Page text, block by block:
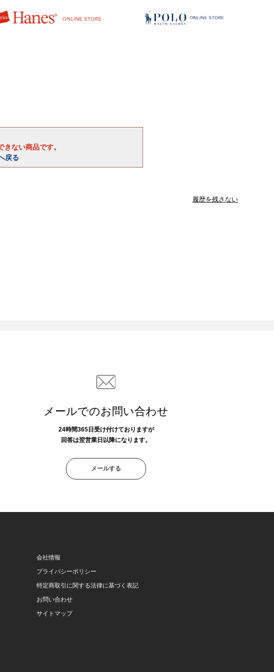
ない商品です。
戻る
履歴を残さない
メールでのお問い合わせ
24時間365日受け付けておりますが
回答は翌営業日以降になります。
メールする
会社情報
プライバシーポリシー
特定商取引に関する法律に基づく表記
お問い合わせ
サイトマップ